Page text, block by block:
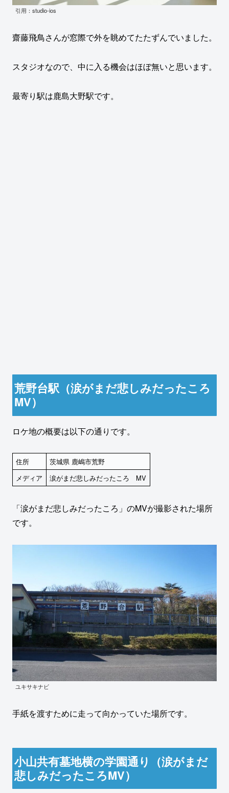
引用：studio-ios
齋藤飛鳥さんが窓際で外を眺めてたたずんでいました。
スタジオなので、中に入る機会はほぼ無いと思います。
最寄り駅は鹿島大野駅です。
荒野台駅（涙がまだ悲しみだったころ
MV）
ロケ地の概要は以下の通りです。
住所
茨城県 鹿嶋市荒野
メディア
涙がまだ悲しみだったころ MV
「涙がまだ悲しみだったころ」のMVが撮影された場所
です。
ユキサキナビ
手紙を渡すために走って向かっていた場所です。
小山共有墓地横の学園通り（涙がまだ
悲しみだったころMV）